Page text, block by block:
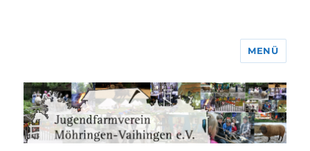
Jugendfarmverein Möhringen-
Vaihingen e.V.
MENÜ